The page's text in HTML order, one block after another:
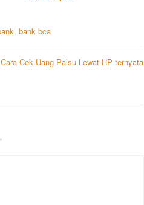
, bank bca
Cara Cek Uang Palsu Lewat HP ternyata
*